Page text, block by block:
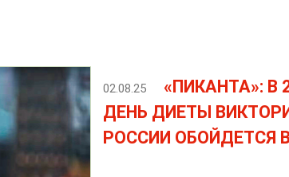
02.08.25
«ПИКАНТА»: В
ДЕНЬ ДИЕТЫ
РОССИИ ОБОЙДЕТСЯ